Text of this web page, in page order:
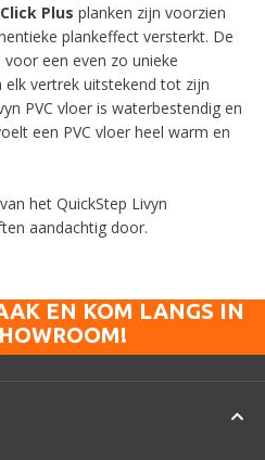
Plus planken zijn voorzien
plankeffect versterkt. De
een even zo unieke
vertrek uitstekend tot zijn
PVC vloer is waterbestendig en
een PVC vloer heel warm en
het QuickStep Livyn
aandachtig door.
EN KOM LANGS IN